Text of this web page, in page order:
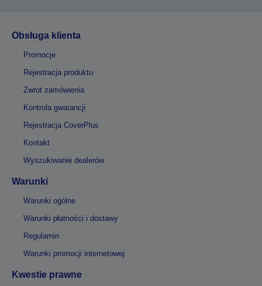
Obsługa klienta
Promocje
Rejestracja produktu
Zwrot zamówienia
Kontrola gwarancji
Rejestracja CoverPlus
Kontakt
Wyszukiwanie dealerów
Warunki
Warunki ogólne
Warunki płatności i dostawy
Regulamin
Warunki promocji internetowej
Kwestie prawne